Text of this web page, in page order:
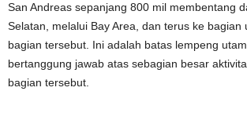
San Andreas sepanjang 800 mil membentang
Selatan, melalui Bay Area, dan terus ke bagian
bagian tersebut. Ini adalah batas lempeng
bertanggung jawab atas sebagian besar
bagian tersebut.